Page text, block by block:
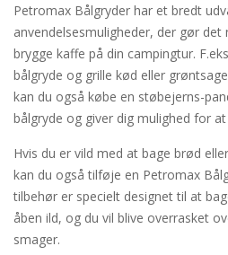
Petromax Bålgryder har et bredt
anvendelsesmuligheder, der gør
brygge kaffe på din campingtur.
bålgryde og grille kød eller
kan du også købe en støbejerns-
bålgryde og giver dig mulighed for
Hvis du er vild med at bage brød
kan du også tilføje en Petromax
tilbehør er specielt designet til at
åben ild, og du vil blive overrasket
smager.